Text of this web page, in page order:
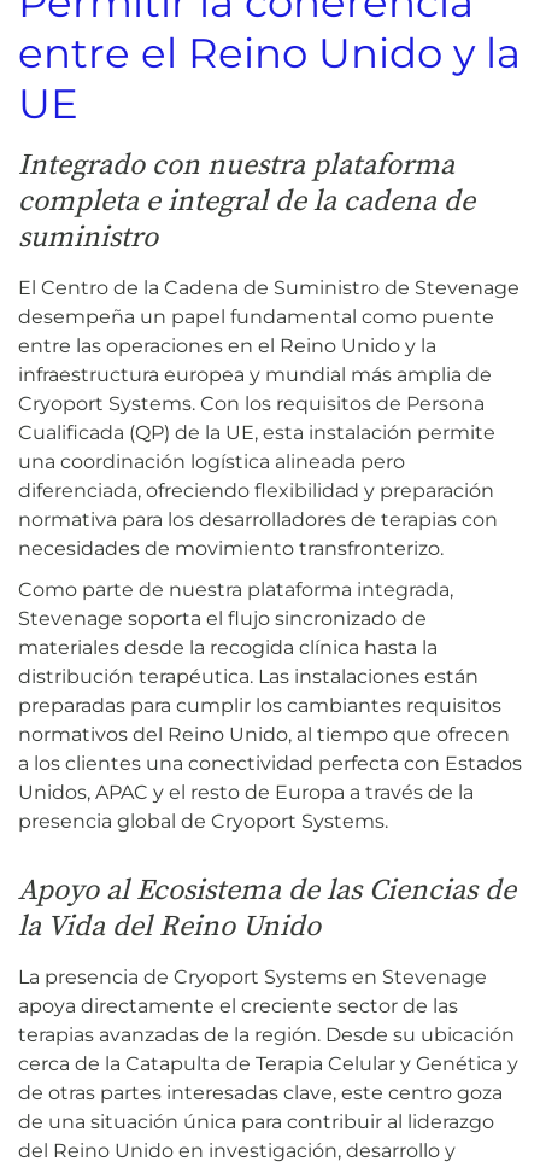
entre el Reino Unido y la
UE
Integrado con nuestra plataforma
completa e integral de la cadena de
suministro
El Centro de la Cadena de Suministro de Stevenage
desempeña un papel fundamental como puente
entre las operaciones en el Reino Unido y la
infraestructura europea y mundial más amplia de
Cryoport Systems. Con los requisitos de Persona
Cualificada (QP) de la UE, esta instalación permite
una coordinación logística alineada pero
diferenciada, ofreciendo flexibilidad y preparación
normativa para los desarrolladores de terapias con
necesidades de movimiento transfronterizo.
Como parte de nuestra plataforma integrada,
Stevenage soporta el flujo sincronizado de
materiales desde la recogida clínica hasta la
distribución terapéutica. Las instalaciones están
preparadas para cumplir los cambiantes requisitos
normativos del Reino Unido, al tiempo que ofrecen
a los clientes una conectividad perfecta con Estados
Unidos, APAC y el resto de Europa a través de la
presencia global de Cryoport Systems.
Apoyo al Ecosistema de las Ciencias de
la Vida del Reino Unido
La presencia de Cryoport Systems en Stevenage
apoya directamente el creciente sector de las
terapias avanzadas de la región. Desde su ubicación
cerca de la Catapulta de Terapia Celular y Genética y
de otras partes interesadas clave, este centro goza
de una situación única para contribuir al liderazgo
del Reino Unido en investigación, desarrollo y